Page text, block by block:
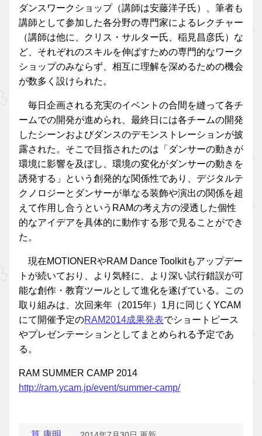
ダンスワークショップ（講師は安藤洋子氏）、筆者も
講師として参加した各分野の専門家によるレクチャー
（講師は他に、クリス・サルター氏、稲見昌彦氏）な
ど、それぞれのスキルを伸ばすための専門的なワーク
ショップのみならず、相互に理解を深めるための機会
が数多く設けられた。
毎日企画される充実のイベントの合間を縫って各チ
ームでの開発が進められ、最終日には各チームの開発
したシーンおよびダンスのデモンストレーションが披
露された。そこで目指されたのは「ダンサーの動きが
環境に影響を及ぼし、環境の変化がダンサーの動きを
誘発する」という創発的な関係性であり、デジタルテ
クノロジーとダンサーが単なる装飾や演出の関係を超
えて作用し合うというRAMの考え方の浸透した個性
的なアイデアを具体的に動作する形で見ることができ
た。
現在MOTIONERやRAM Dance Toolkitもアップデー
トが続いており、より気軽に、より深い試行錯誤が可
能な創作・教育ツールとして進化を遂げている。この
取り組みは、次回来年（2015年）1月に同じくYCAM
にて開催予定のRAM2014成果発表でショートピース
やプレゼンテーションとしてまとめられる予定であ
る。
RAM SUMMER CAMP 2014
http://ram.ycam.jp/event/summer-camp/